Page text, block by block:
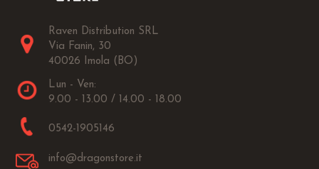
Raven Distribution SRL
Via Fanin, 30
40026 Imola (BO)
Lun - Ven:
9.00 - 13.00 / 14.00 - 18.00
0542-1905146
info@dragonstore.it